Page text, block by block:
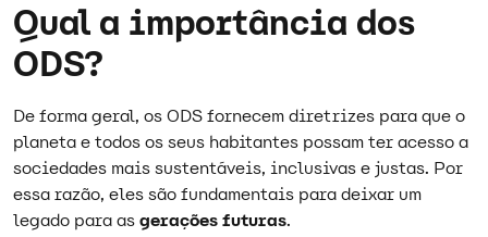
Qual a importância dos
ODS?
De forma geral, os ODS fornecem diretrizes para que o
planeta e todos os seus habitantes possam ter acesso a
sociedades mais sustentáveis, inclusivas e justas. Por
essa razão, eles são fundamentais para deixar um
legado para asgerações futuras.